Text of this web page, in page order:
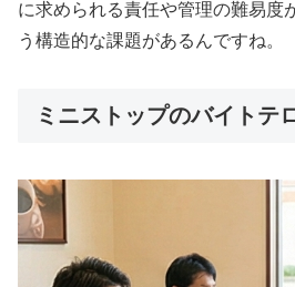
に求められる責任や管理の難易度
う構造的な課題があるんですね。
ミニストップのバイトテ